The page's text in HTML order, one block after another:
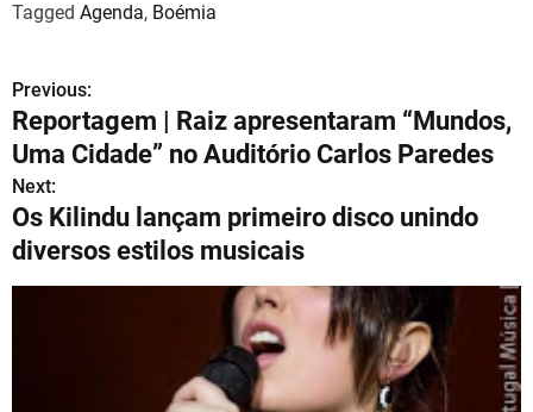
Tagged Agenda, Boémia
N
a
v
e
g
Previous:
Reportagem | Raiz apresentaram “Mundos,
Uma Cidade” no Auditório Carlos Paredes
Next:
Os Kilindu lançam primeiro disco unindo
diversos estilos musicais